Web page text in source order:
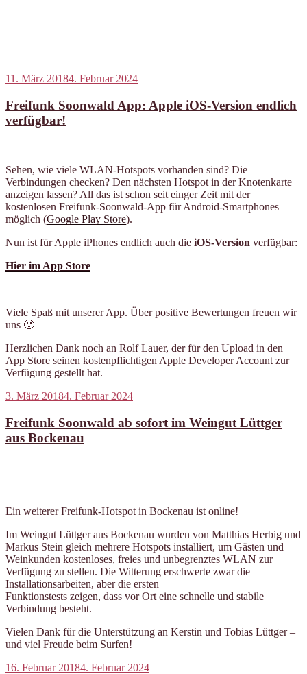
Veröffentlicht
11. März 20184. Februar 2024
Freifunk Soonwald App: Apple iOS-Version endlich
verfügbar!
Sehen, wie viele WLAN-Hotspots vorhanden sind? Die
Verbindungen checken? Den nächsten Hotspot in der Knotenkarte
anzeigen lassen? All das ist schon seit einger Zeit mit der
kostenlosen Freifunk-Soonwald-App für Android-Smartphones
möglich (Google Play Store).
Nun ist für Apple iPhones endlich auch die iOS-Version verfügbar:
Hier im App Store
Viele Spaß mit unserer App. Über positive Bewertungen freuen wir
uns 🙂
Herzlichen Dank noch an Rolf Lauer, der für den Upload in den
App Store seinen kostenpflichtigen Apple Developer Account zur
Verfügung gestellt hat.
Veröffentlicht
3. März 20184. Februar 2024
Freifunk Soonwald ab sofort im Weingut Lüttger
aus Bockenau
Ein weiterer Freifunk-Hotspot in Bockenau ist online!
Im Weingut Lüttger aus Bockenau wurden von Matthias Herbig und
Markus Stein gleich mehrere Hotspots installiert, um Gästen und
Weinkunden kostenloses, freies und unbegrenztes WLAN zur
Verfügung zu stellen. Die Witterung erschwerte zwar die
Installationsarbeiten, aber die ersten
Funktionstests zeigen, dass vor Ort eine schnelle und stabile
Verbindung besteht.
Vielen Dank für die Unterstützung an Kerstin und Tobias Lüttger –
und viel Freude beim Surfen!
Veröffentlicht
16. Februar 20184. Februar 2024